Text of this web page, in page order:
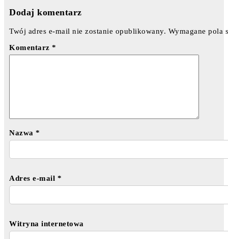
Dodaj komentarz
Twój adres e-mail nie zostanie opublikowany. Wymagane pola
Komentarz *
Nazwa *
Adres e-mail *
Witryna internetowa